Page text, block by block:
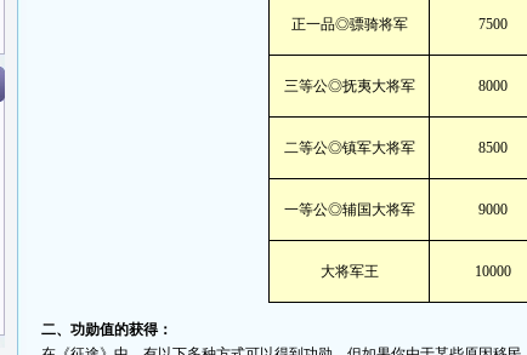
正一品◎骠骑将军 7500
三等公◎抚夷大将军 8000
二等公◎镇军大将军 8500
一等公◎辅国大将军 9000
大将军王 10000
二、功勋值的获得：